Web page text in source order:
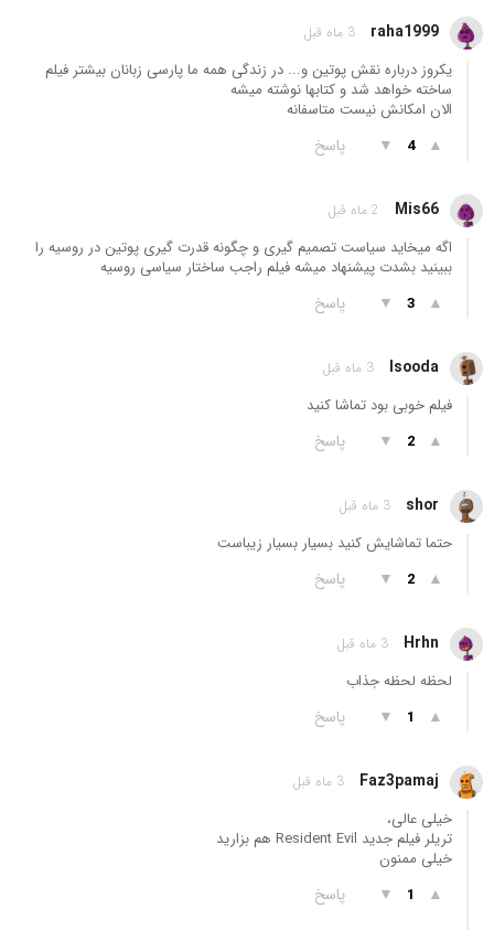
raha1999 3 ماه قبل
یکروز درباره نقش پوتین و... در زندگی همه ما پارسی زبانان بیشتر فیلم
ساخته خواهد شد و کتابها نوشته میشه
الان امکانش نیست متاسفانه
▲
4
▼ پاسخ
Mis66 2 ماه قبل
اگه میخاید سیاست تصمیم گیری و چگونه قدرت گیری پوتین در روسیه را
ببینید بشدت پیشنهاد میشه فیلم راجب ساختار سیاسی روسیه
▲
3
▼ پاسخ
Isooda 3 ماه قبل
فیلم خوبی بود تماشا کنید
▲
2
▼ پاسخ
shor 3 ماه قبل
حتما تماشایش کنید بسیار بسیار زیباست
▲
2
▼ پاسخ
Hrhn 3 ماه قبل
لحظه لحظه جذاب
▲
1
▼ پاسخ
Faz3pamaj 3 ماه قبل
خیلی عالی،
تریلر فیلم جدید Resident Evil هم بزارید
خیلی ممنون
▲
1
▼ پاسخ